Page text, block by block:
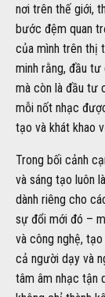
nơi trên thế giới,
bước đệm quan
của mình trên thị
minh rằng, đầu
mà còn là đầu tư
mỗi nốt nhạc
tạo và khát khao
Trong bối cảnh
và sáng tạo luôn
dành riêng cho
sự đổi mới đó –
và công nghệ,
cả người dạy và
tâm âm nhạc tận